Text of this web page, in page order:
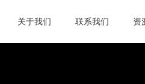
关于我们 联系我们 资